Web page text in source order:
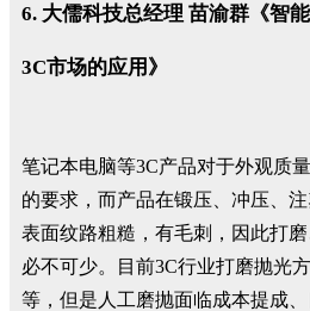
6. 大儒科技总经理 苗渝群《智
3C市场的应用》
笔记本电脑等3C产品对于外观质
的要求，而产品在锻压、冲压、
表面纹路粗糙，有毛刺，因此打
必不可少。目前3C行业打磨抛光
等，但是人工磨抛面临成本提成